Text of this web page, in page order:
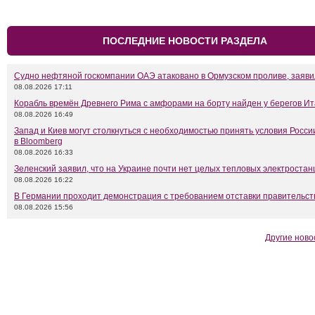
ПОСЛЕДНИЕ НОВОСТИ РАЗДЕЛА
Судно нефтяной госкомпании ОАЭ атаковано в Ормузском проливе,
08.08.2026 17:11
Корабль времён Древнего Рима с амфорами на борту найден у берегов
08.08.2026 16:49
Запад и Киев могут столкнуться с необходимостью принять условия
в Bloomberg
08.08.2026 16:33
Зеленский заявил, что на Украине почти нет целых тепловых
08.08.2026 16:22
В Германии проходит демонстрация с требованием отставки
08.08.2026 15:56
Другие